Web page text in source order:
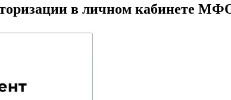
в личном кабинете